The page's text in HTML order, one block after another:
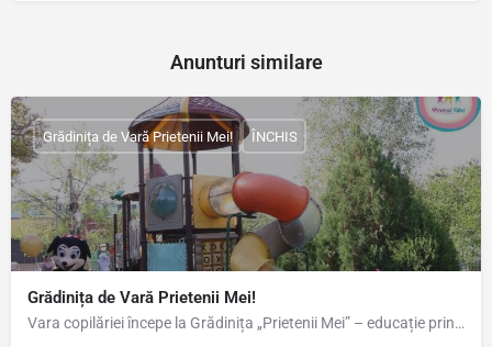
Anunturi similare
Grădinița de Vară Prietenii Mei!
Vara copilăriei începe la Grădinița „Prietenii Mei” – educație prin joc, creativitate și…
Grădinița de Vară Prietenii Mei! ÎNCHIS